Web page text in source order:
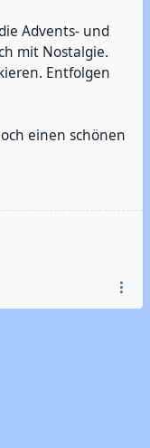
Advents- und
mit Nostalgie.
Entfolgen
einen schönen